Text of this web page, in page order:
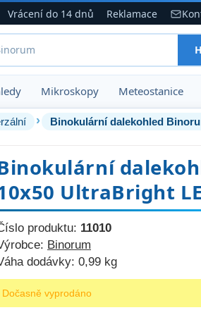
Vrácení do 14 dnů Reklamace
Mikroskopy Meteostanice
› Binokulární dalekohled
UltraBright LE
produktu: 11010
Binorum
dodávky: 0,99 kg
Dočasně vyprodáno